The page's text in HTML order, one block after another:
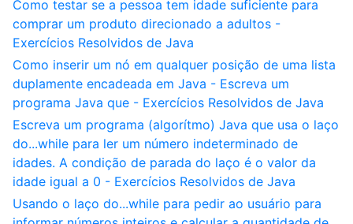
Como testar se a pessoa tem idade suficiente para
comprar um produto direcionado a adultos -
Exercícios Resolvidos de Java
Como inserir um nó em qualquer posição de uma lista
duplamente encadeada em Java - Escreva um
programa Java que - Exercícios Resolvidos de Java
Escreva um programa (algorítmo) Java que usa o laço
do...while para ler um número indeterminado de
idades. A condição de parada do laço é o valor da
idade igual a 0 - Exercícios Resolvidos de Java
Usando o laço do...while para pedir ao usuário para